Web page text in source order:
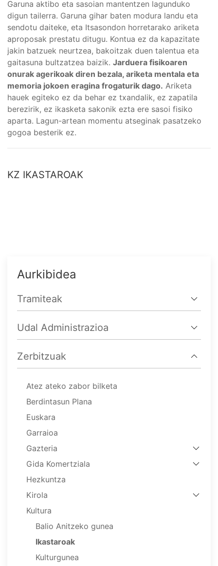
Garuna aktibo eta sasoian mantentzen lagunduko
digun tailerra. Garuna gihar baten modura landu eta
sendotu daiteke, eta Itsasondon horretarako ariketa
aproposak prestatu ditugu. Kontua ez da kapazitate
jakin batzuek neurtzea, bakoitzak duen talentua eta
gaitasuna bultzatzea baizik. Jarduera fisikoaren
onurak agerikoak diren bezala, ariketa mentala eta
memoria jokoen eragina frogaturik dago. Ariketa
hauek egiteko ez da behar ez txandalik, ez zapatila
berezirik, ez ikasketa sakonik ezta ere sasoi fisiko
aparta. Lagun-artean momentu atseginak pasatzeko
gogoa besterik ez.
KZ IKASTAROAK
Aurkibidea
Tramiteak
Udal Administrazioa
Zerbitzuak
Atez ateko zabor bilketa
Berdintasun Plana
Euskara
Garraioa
Gazteria
Gida Komertziala
Hezkuntza
Kirola
Kultura
Balio Anitzeko gunea
Ikastaroak
Kulturgunea